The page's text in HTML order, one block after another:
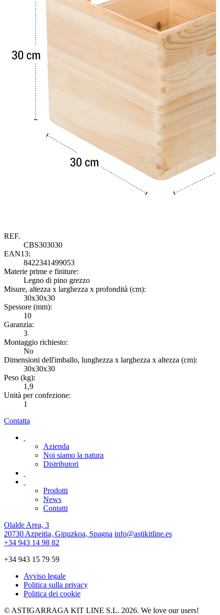
REF.
CBS303030
EAN13:
8422341499053
Materie prime e finiture:
Legno di pino grezzo
Misure, altezza x larghezza x profondità (cm):
30x30x30
Spessore (mm):
10
Garanzia:
3
Montaggio richiesto:
No
Dimensioni dell'imballo, lunghezza x larghezza x altezza (cm):
30x30x30
Peso (kg):
1,9
Unità per confezione:
1
Contatta
Azienda
Noi siamo la natura
Distributori
Prodotti
News
Contatti
Olalde Area, 3
20730 Azpeitia, Gipuzkoa, Spagna info@astikitline.es
+34 943 14 98 82
+34 943 15 79 59
Avviso legale
Politica sulla privacy
Politica dei cookie
© ASTIGARRAGA KIT LINE S.L. 2026. We love our users!